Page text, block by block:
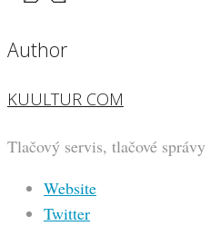
Author
KUULTUR COM
Tlačový servis, tlačové správy
Website
Twitter